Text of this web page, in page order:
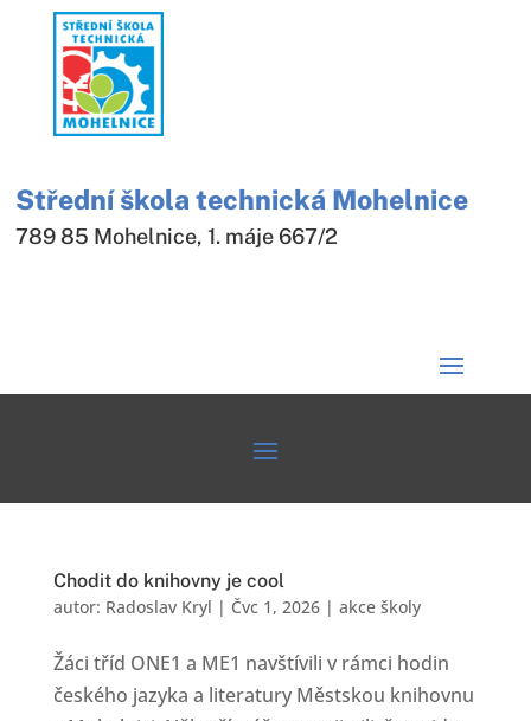
Střední škola technická Mohelnice
789 85 Mohelnice, 1. máje 667/2
Chodit do knihovny je cool
autor: Radoslav Kryl | Čvc 1, 2026| akce školy
Žáci tříd ONE1 a ME1 navštívili v rámci hodin
českého jazyka a literatury Městskou knihovnu